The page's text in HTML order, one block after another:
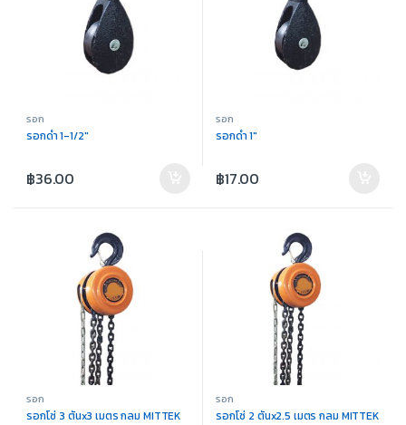
รอก
รอกดำ 1-1/2″
฿36.00
รอก
รอกดำ 1″
฿17.00
รอก
รอกโซ่ 3 ตันx3 เมตร กลม MITTEK
รอก
รอกโซ่ 2 ตันx2.5 เมตร กลม MITTEK